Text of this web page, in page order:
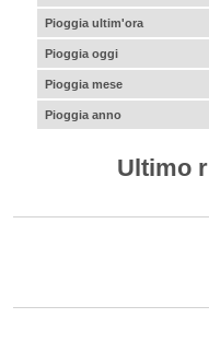
Pioggia ultim'ora
Pioggia oggi
Pioggia mese
Pioggia anno
Ultimo